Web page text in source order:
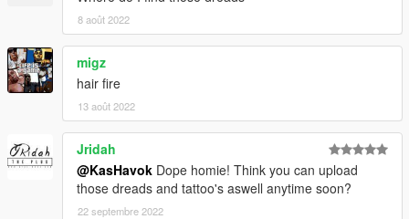
8 août 2022
migz
hair fire
13 août 2022
Jridah
@KasHavok Dope homie! Think you can upload
those dreads and tattoo's aswell anytime soon?
22 septembre 2022